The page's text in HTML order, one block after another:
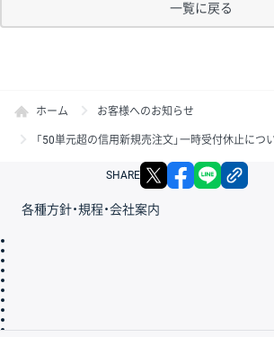
一覧に戻る
ホーム お客様へのお知らせ
「50単元超の信用新規売注文」一時受付休止につ
SHARE X facebook
各種方針・規程・会社案内
会社案内